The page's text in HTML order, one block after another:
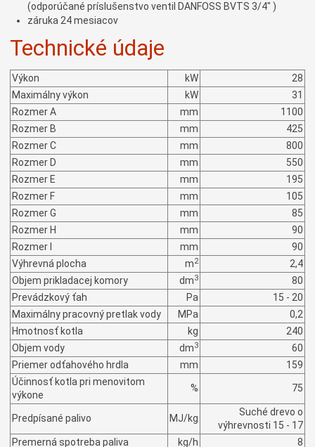
(odporúčané príslušenstvo ventil DANFOSS BVTS 3/4" )
záruka 24 mesiacov
Technické údaje
Výkon kW
28
Maximálny výkon
kW
31
Rozmer A
mm
1100
Rozmer B
mm
425
Rozmer C
mm
800
Rozmer D
mm
550
Rozmer E
mm
195
Rozmer F
mm
105
Rozmer G
mm
85
Rozmer H
mm
90
Rozmer I
mm
90
Výhrevná plocha
m2
2,4
Objem prikladacej komory
dm3
80
Prevádzkový ťah
Pa
15 - 20
Maximálny pracovný pretlak vody
MPa
0,2
Hmotnosť kotla
kg
240
Objem vody
dm3
60
Priemer odťahového hrdla
mm
159
Účinnosť kotla pri menovitom
výkone
% 75
Predpísané palivo MJ/kg
Suché drevo o
výhrevnosti 15 - 17
Premerná spotreba paliva
kg/h 8